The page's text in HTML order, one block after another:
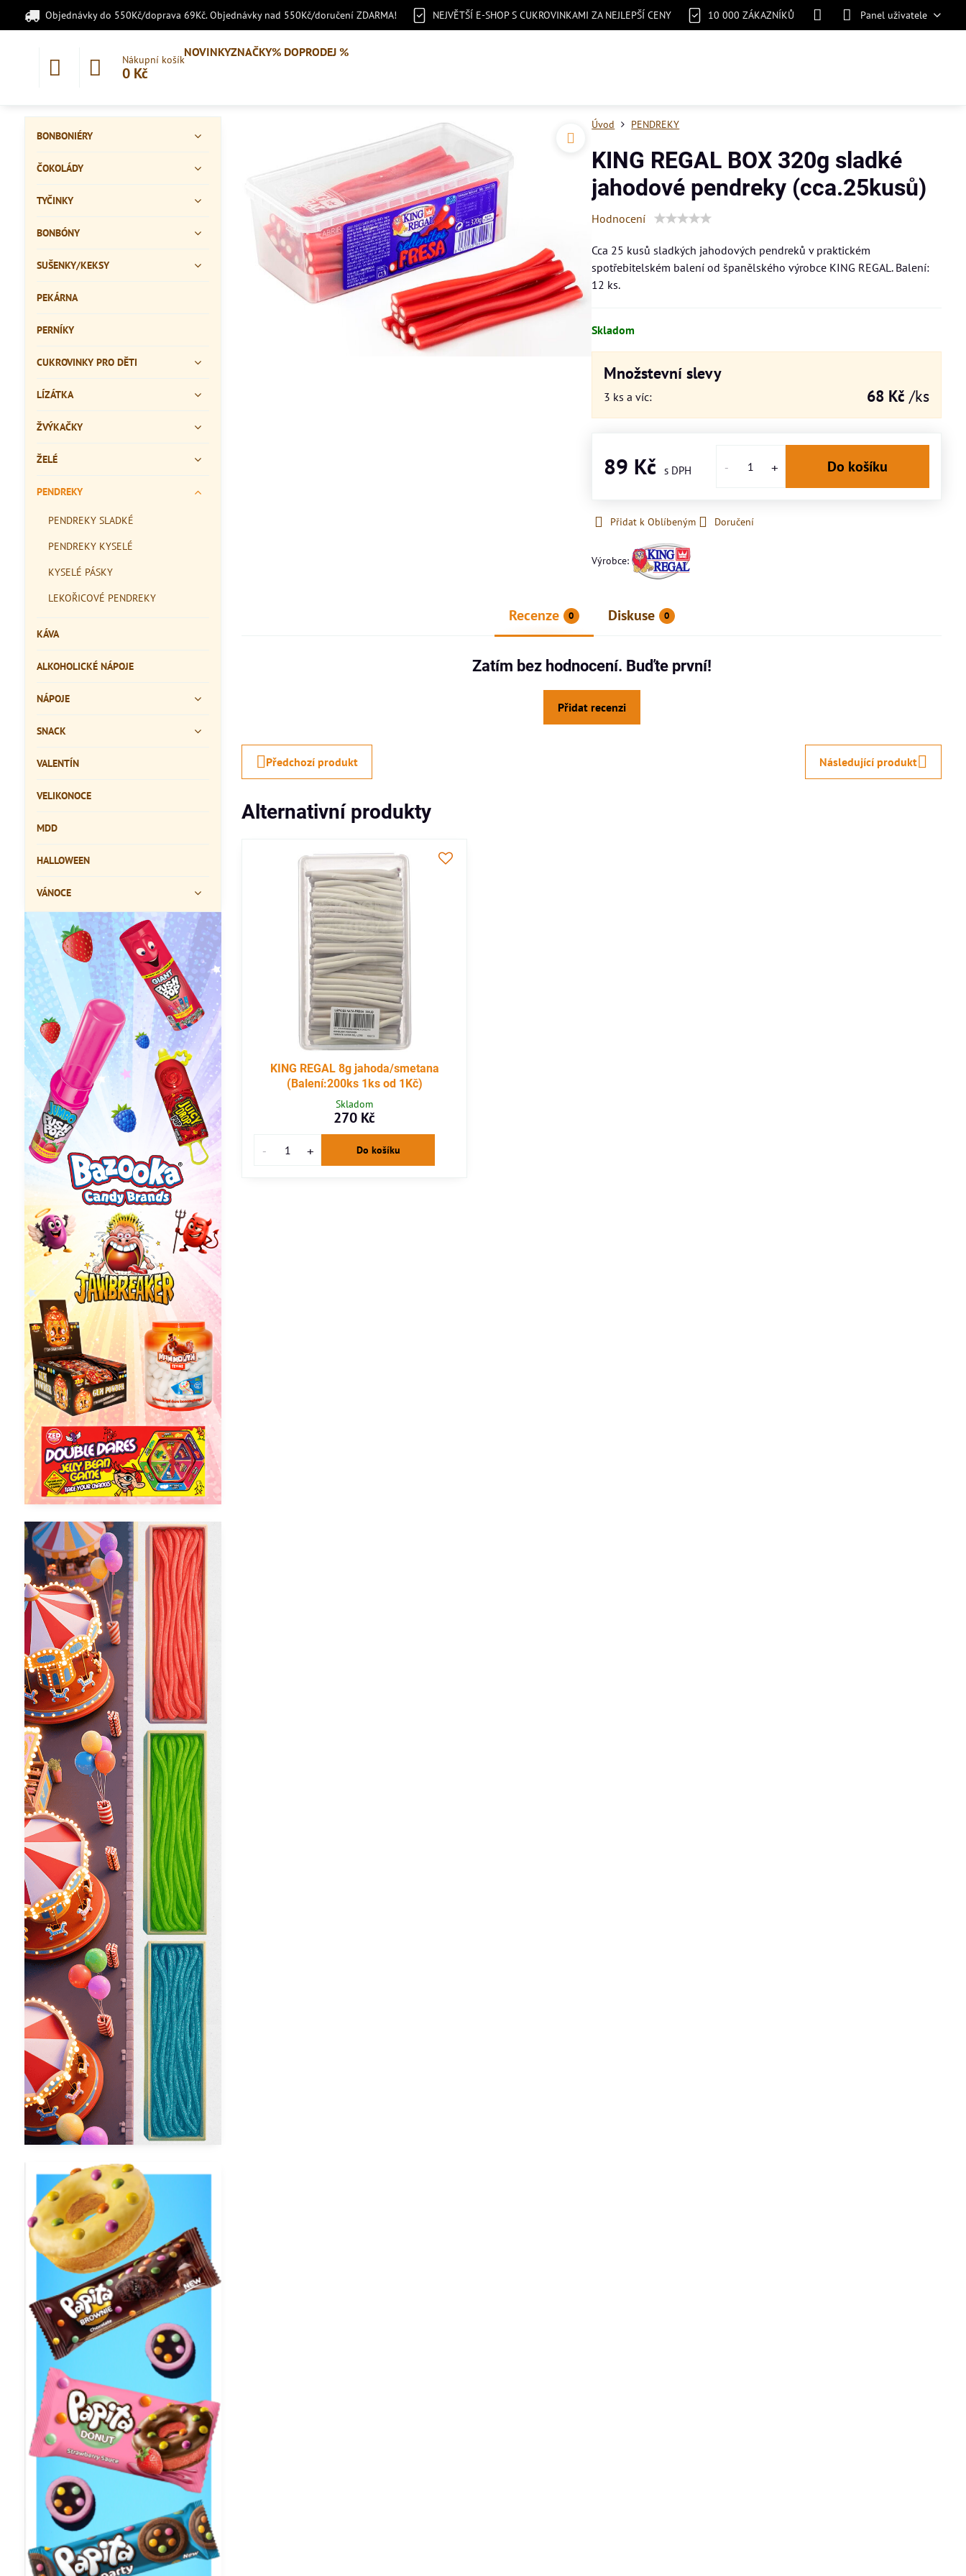
Objednávky do 550Kč/doprava 69Kč. Objednávky nad 550Kč/doručení ZDARMA! NEJVĚTŠÍ E-SHOP S CUKROVINKAMI ZA NEJLEPŠÍ CENY 10 000 ZÁKAZNÍKŮ Panel uživatele
Nákupní košík
0 Kč
NOVINKYZNAČKY% DOPRODEJ %
Úvod PENDREKY
KING REGAL BOX 320g sladké
jahodové pendreky (cca.25kusů)
Hodnocení
Cca 25 kusů sladkých jahodových pendreků v praktickém
spotřebitelském balení od španělského výrobce KING REGAL. Balení:
12 ks.
Skladom
Množstevní slevy
3 ks a víc: 68 Kč /ks
89 Kč Do košíku
Přidat k Oblíbeným Doručení
Výrobce:
Recenze 0 Diskuse 0
Zatím bez hodnocení. Buďte první!
Přidat recenzi
Předchozí produkt Následující produkt
Alternativní produkty
KING REGAL 8g jahoda/smetana
(Balení:200ks 1ks od 1Kč)
Skladom
270 Kč
Do košíku
BONBONIÉRY
ČOKOLÁDY
TYČINKY
BONBÓNY
SUŠENKY/KEKSY
PEKÁRNA
PERNÍKY
CUKROVINKY PRO DĚTI
LÍZÁTKA
ŽVÝKAČKY
ŽELÉ
PENDREKY
PENDREKY SLADKÉ
PENDREKY KYSELÉ
KYSELÉ PÁSKY
LEKOŘICOVÉ PENDREKY
KÁVA
ALKOHOLICKÉ NÁPOJE
NÁPOJE
SNACK
VALENTÍN
VELIKONOCE
MDD
HALLOWEEN
VÁNOCE